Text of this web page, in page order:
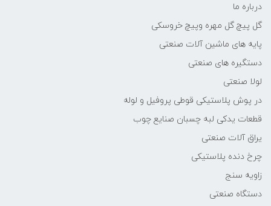
درباره ما
گل پیچ گل مهره وپیچ خروسکی
پایه های ماشین آلات صنعتی
دستگیره های صنعتی
لولا صنعتی
در پوش پلاستیکی قوطی پروفیل و لوله
قطعات یدکی لبه چسبان صنایع چوب
یراق آلات صنعتی
چرخ دنده پلاستیکی
زاویه سنج
دستگاه صنعتی